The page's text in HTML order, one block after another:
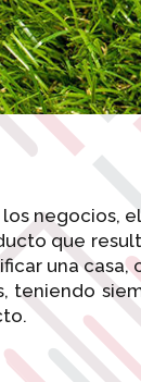
negocios,
que
una
teniendo